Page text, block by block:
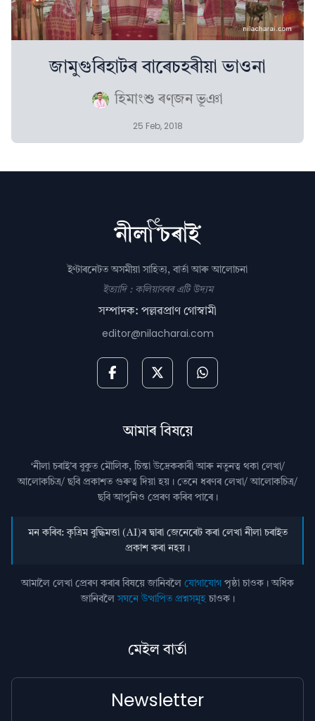
জামুগুৰিহাটৰ বাৰেচহৰীয়া ভাওনা
হিমাংশু ৰণ্‌জন ভূঞা
25 Feb, 2018
ইণ্টাৰনেটত অসমীয়া সাহিত্য, বাৰ্তা আৰু আলোচনা
ইত্যাদি : কলিয়াবৰৰ এটি উদ্যম
সম্পাদক: পল্লৱপ্ৰাণ গোস্বামী
editor@nilacharai.com
আমাৰ বিষয়ে
‘নীলা চৰাই’ৰ বুকুত মৌলিক, চিন্তা উদ্রেককাৰী আৰু নতুনত্ব থকা লেখা/
আলোকচিত্ৰ/ ছবি প্রকাশত গুৰুত্ব দিয়া হয়। তেনে ধৰণৰ লেখা/ আলোকচিত্ৰ/
ছবি আপুনিও প্রেৰণ কৰিব পাৰে।
মন কৰিব: কৃত্ৰিম বুদ্ধিমত্তা (AI)ৰ দ্বাৰা জেনেৰেট কৰা লেখা নীলা চৰাইত
প্ৰকাশ কৰা নহয়।
আমালৈ লেখা প্ৰেৰণ কৰাৰ বিষয়ে জানিবলৈ যোগাযোগ পৃষ্ঠা চাওক। অধিক
জানিবলৈসঘনে উত্থাপিত প্ৰশ্নসমূহচাওক।
মেইল বাৰ্তা
Newsletter